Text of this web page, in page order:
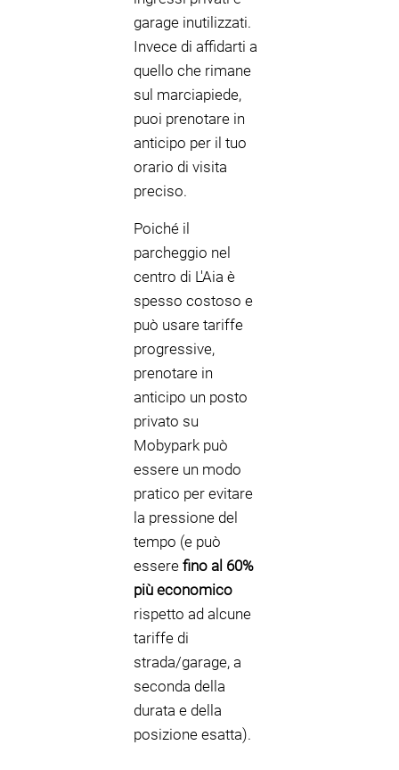
garage inutilizzati.
Invece di affidarti a
quello che rimane
sul marciapiede,
puoi prenotare in
anticipo per il tuo
orario di visita
preciso.
Poiché il
parcheggio nel
centro di L'Aia è
spesso costoso e
può usare tariffe
progressive,
prenotare in
anticipo un posto
privato su
Mobypark può
essere un modo
pratico per evitare
la pressione del
tempo (e può
essere fino al 60%
più economico
rispetto ad alcune
tariffe di
strada/garage, a
seconda della
durata e della
posizione esatta).